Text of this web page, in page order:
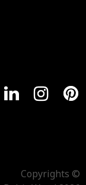
Copyrights ©